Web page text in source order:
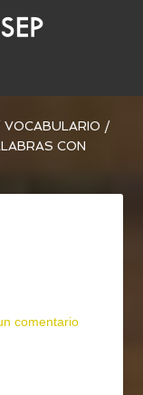
VOCABULARIO /
CON
comentario